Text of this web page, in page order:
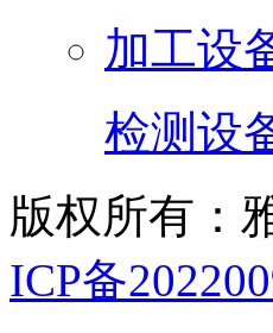
加工设
检测设
版权所有：
ICP备